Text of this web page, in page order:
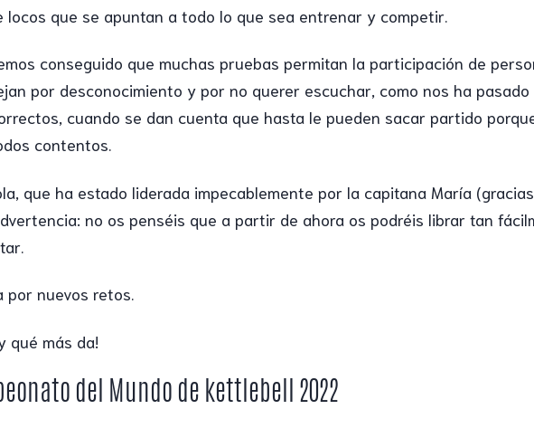
locos que se apuntan a todo lo que sea entrenar y competir.
conseguido que muchas pruebas permitan la participación de
por desconocimiento y por no querer escuchar, como nos ha
cuando se dan cuenta que hasta le pueden sacar partido
contentos.
que ha estado liderada impecablemente por la capitana María
no os penséis que a partir de ahora os podréis librar tan
por nuevos retos.
qué más da!
del Mundo de kettlebell 2022